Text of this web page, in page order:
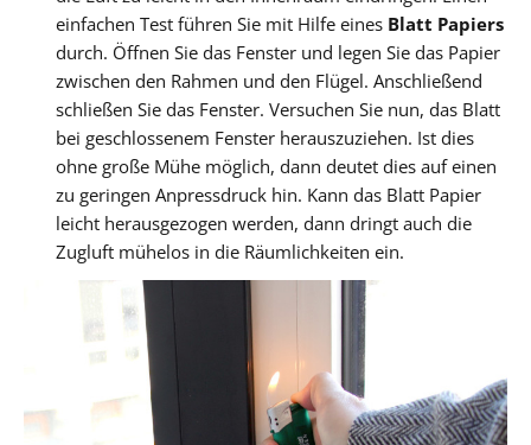
einfachen Test führen Sie mit Hilfe eines Blatt Papiers
durch. Öffnen Sie das Fenster und legen Sie das Papier
zwischen den Rahmen und den Flügel. Anschließend
schließen Sie das Fenster. Versuchen Sie nun, das Blatt
bei geschlossenem Fenster herauszuziehen. Ist dies
ohne große Mühe möglich, dann deutet dies auf einen
zu geringen Anpressdruck hin. Kann das Blatt Papier
leicht herausgezogen werden, dann dringt auch die
Zugluft mühelos in die Räumlichkeiten ein.